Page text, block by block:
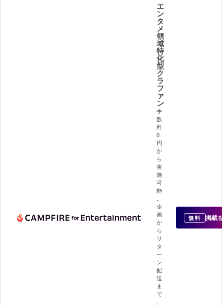
エ
ン
タ
メ
領
域
特
化
型
ク
ラ
フ
ァ
ン
手
数
料
0
円
か
ら
実
施
可
能
企
画
か
ら
リ
タ
ー
ン
配
送
ま
で
無料 掲載